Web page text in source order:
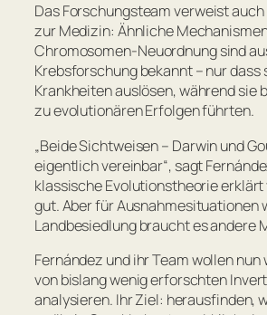
Das Forschungsteam verweist
zur Medizin: Ähnliche
Chromosomen-Neuordnung sind
Krebsforschung bekannt – nur dass
Krankheiten auslösen, während sie
zu evolutionären Erfolgen führten.
„Beide Sichtweisen – Darwin und
eigentlich vereinbar“, sagt
klassische Evolutionstheorie erklärt
gut. Aber für Ausnahmesituationen
Landbesiedlung braucht es andere
Fernández und ihr Team wollen
von bislang wenig erforschten
analysieren. Ihr Ziel: herausfinden,